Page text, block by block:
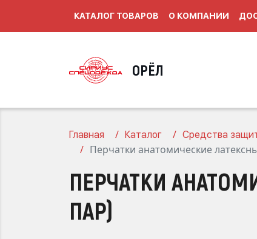
КАТАЛОГ ТОВАРОВ О КОМПАНИИ
ОРЁЛ
Главная Каталог Средства
Перчатки анатомические
ПЕРЧАТКИ
ПАР)